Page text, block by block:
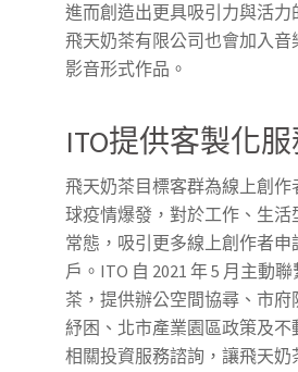
進而創造出更具吸引力與活力
飛天奶茶有限公司也會加入音
影音形式作品。
ITO提供客製化
飛天奶茶目標客群為線上創作
球疫情爆發，對於工作、生活
常態，吸引更多線上創作者申
戶。ITO 自 2021 年 5 月主動
茶，提供辦公空間協尋、市府
紓困、北市產業園區政策及不
相關投資服務諮詢，讓飛天奶